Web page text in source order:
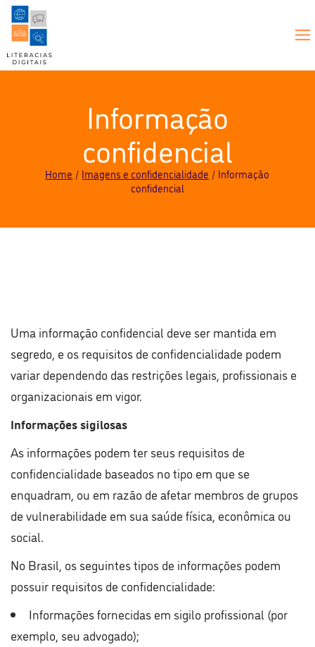
Informação
confidencial
Home Imagens e confidencialidade
Informação
confidencial
Uma informação confidencial deve ser mantida em
segredo, e os requisitos de confidencialidade podem
variar dependendo das restrições legais, profissionais e
organizacionais em vigor.
Informações sigilosas
As informações podem ter seus requisitos de
confidencialidade baseados no tipo em que se
enquadram, ou em razão de afetar membros de grupos
de vulnerabilidade em sua saúde física, econômica ou
social.
No Brasil, os seguintes tipos de informações podem
possuir requisitos de confidencialidade:
Informações fornecidas em sigilo profissional (por
exemplo, seu advogado);